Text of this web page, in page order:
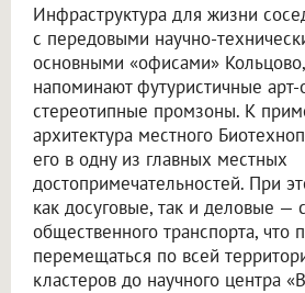
Инфраструктура для жизни
с передовыми научно-
основными «офисами»
напоминают футуристичные
стереотипные промзоны. К
архитектура местного
его в одну из главных местных
достопримечательностей. При
как досуговые, так и деловые —
общественного транспорта, что
перемещаться по всей
кластеров до научного центра